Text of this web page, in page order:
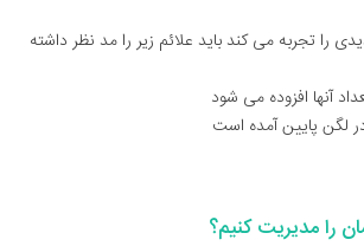
را تجربه می کند باید علائم زیر را مد نظر داشته
آنها افزوده می شود
لگن پایین آمده است
را مدیریت کنیم؟